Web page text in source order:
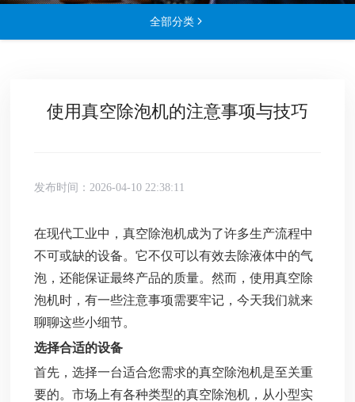
全部分类 
使用真空除泡机的注意事项与技巧
发布时间：2026-04-10 22:38:11
在现代工业中，真空除泡机成为了许多生产流程中
不可或缺的设备。它不仅可以有效去除液体中的气
泡，还能保证最终产品的质量。然而，使用真空除
泡机时，有一些注意事项需要牢记，今天我们就来
聊聊这些小细节。
选择合适的设备
首先，选择一台适合您需求的真空除泡机是至关重
要的。市场上有各种类型的真空除泡机，从小型实